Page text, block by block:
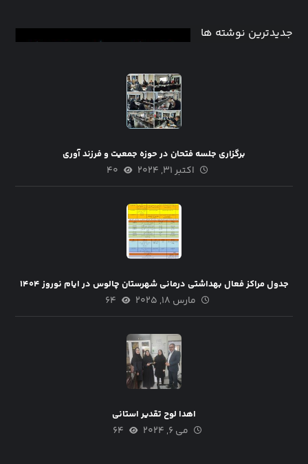
جدیدترین نوشته ها
برگزاری جلسه فتحان در حوزه جمعیت و فرزند آوری
اکتبر ۳۱, ۲۰۲۴ ۴۰
جدول مراکز فعال بهداشتی درمانی شهرستان چالوس در ایام نوروز ۱۴۰۴
مارس ۱۸, ۲۰۲۵ ۶۴
اهدا لوح تقدیر استانی
می ۶, ۲۰۲۴ ۶۴